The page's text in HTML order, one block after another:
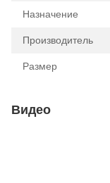
Назначение
Производитель
Размер
Видео